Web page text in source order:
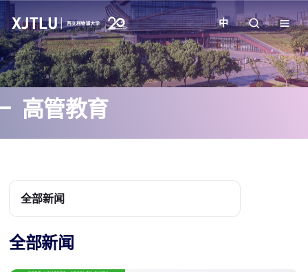
教学
招生
学院
校园生活
中
高管教育
全部新闻
全部新闻